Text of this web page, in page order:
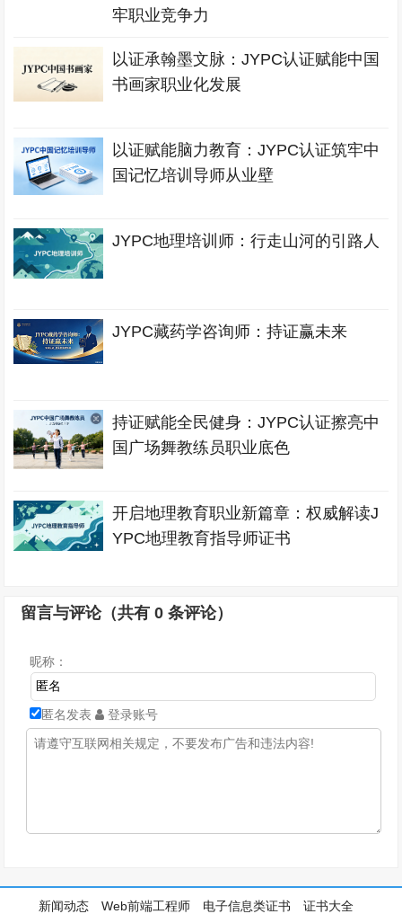
牢职业竞争力
以证承翰墨文脉：JYPC认证赋能中国
书画家职业化发展
以证赋能脑力教育：JYPC认证筑牢中
国记忆培训导师从业壁
JYPC地理培训师：行走山河的引路人
JYPC藏药学咨询师：持证赢未来
持证赋能全民健身：JYPC认证擦亮中
国广场舞教练员职业底色
开启地理教育职业新篇章：权威解读J
YPC地理教育指导师证书
留言与评论（共有0 条评论）
昵称：
匿名发表 登录账号
新闻动态 Web前端工程师 电子信息类证书 证书大全